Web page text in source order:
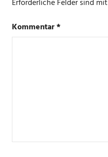
Erforderliche Felder sind mit
Kommentar*